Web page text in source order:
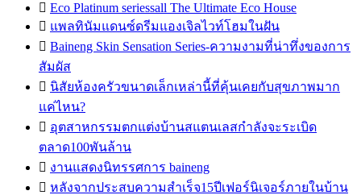
 Eco Platinum seriessall The Ultimate Eco House
 แพลทินัมแดนซ์ดรีมแองเจิลไวท์โฮมในฝัน
 Baineng Skin Sensation Series-ความงามที่น่าทึ่งของการ
สัมผัส
 นิสัยห้องครัวขนาดเล็กเหล่านี้ที่คุ้นเคยกับสุขภาพมาก
แค่ไหน?
 อุตสาหกรรมตกแต่งบ้านสแตนเลสกำลังจะระเบิด
ตลาด100พันล้าน
 งานแสดงนิทรรศการ baineng
 หลังจากประสบความสำเร็จ15ปีเฟอร์นิเจอร์ภายในบ้าน